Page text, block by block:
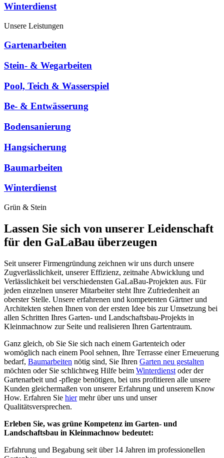
Winterdienst
Unsere Leistungen
Gartenarbeiten
Stein- & Wegarbeiten
Pool, Teich & Wasserspiel
Be- & Entwässerung
Bodensanierung
Hangsicherung
Baumarbeiten
Winterdienst
Grün & Stein
Lassen Sie sich von unserer Leidenschaft
für den GaLaBau überzeugen
Seit unserer Firmengründung zeichnen wir uns durch unsere
Zugverlässlichkeit, unserer Effizienz, zeitnahe Abwicklung und
Verlässlichkeit bei verschiedensten GaLaBau-Projekten aus. Für
jeden einzelnen unserer Mitarbeiter steht Ihre Zufriedenheit an
oberster Stelle. Unsere erfahrenen und kompetenten Gärtner und
Architekten stehen Ihnen von der ersten Idee bis zur Umsetzung bei
allen Schritten Ihres Garten- und Landschaftsbau-Projekts in
Kleinmachnow zur Seite und realisieren Ihren Gartentraum.
Ganz gleich, ob Sie Sie sich nach einem Gartenteich oder
womöglich nach einem Pool sehnen, Ihre Terrasse einer Erneuerung
bedarf, Baumarbeiten nötig sind, Sie Ihren Garten neu gestalten
möchten oder Sie schlichtweg Hilfe beim Winterdienst oder der
Gartenarbeit und -pflege benötigen, bei uns profitieren alle unsere
Kunden gleichermaßen von unserer Erfahrung und unserem Know
How. Erfahren Sie hiermehr über uns und unser
Qualitätsversprechen.
Erleben Sie, was grüne Kompetenz im Garten- und
Landschaftsbau in Kleinmachnow bedeutet:
Erfahrung und Begabung seit über 14 Jahren im professionellen